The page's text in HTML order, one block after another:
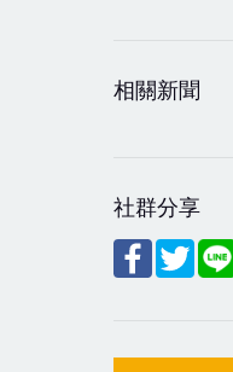
相關新聞
社群分享